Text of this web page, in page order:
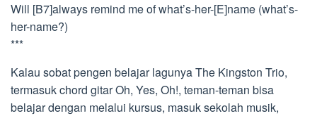
Will [B7]always remind me of what’s-her-[E]name (what’s-
her-name?)
***
Kalau sobat pengen belajar lagunya The Kingston Trio,
termasuk chord gitar Oh, Yes, Oh!, teman-teman bisa
belajar dengan melalui kursus, masuk sekolah musik,